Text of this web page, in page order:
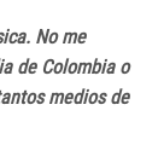
No me
de Colombia o
medios de